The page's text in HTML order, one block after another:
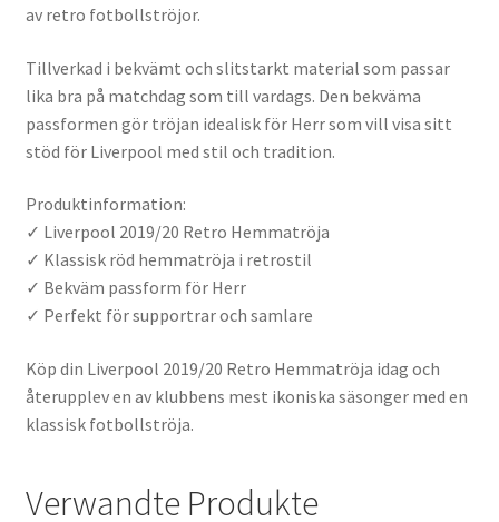
av retro fotbollströjor.
Tillverkad i bekvämt och slitstarkt material som passar
lika bra på matchdag som till vardags. Den bekväma
passformen gör tröjan idealisk för Herr som vill visa sitt
stöd för Liverpool med stil och tradition.
Produktinformation:
✓ Liverpool 2019/20 Retro Hemmatröja
✓ Klassisk röd hemmatröja i retrostil
✓ Bekväm passform för Herr
✓ Perfekt för supportrar och samlare
Köp din Liverpool 2019/20 Retro Hemmatröja idag och
återupplev en av klubbens mest ikoniska säsonger med en
klassisk fotbollströja.
Verwandte Produkte